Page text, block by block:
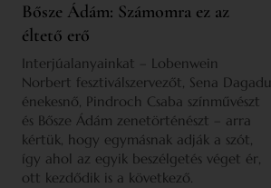
Bősze Ádám: Számomra ez az
éltető erő
Interjúalanyainkat – Lobenwein
Norbert fesztiválszervezőt, Sena Dagadu
énekesnő, Pindroch Csaba színművészt
és Bősze Ádám zenetörténészt – arra
kértük, hogy egymásnak adják a szót,
így ahol az egyik beszélgetés véget ér,
ott kezdődik is a következő.